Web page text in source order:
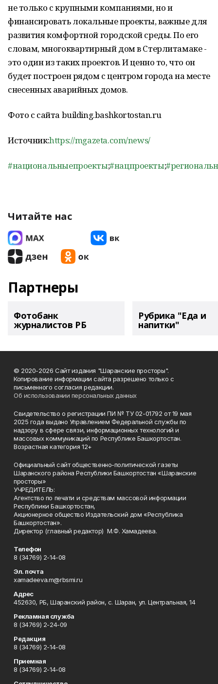
не только с крупными компаниями, но и
финансировать локальные проекты, важные для
развития комфортной городской среды. По его
словам, многоквартирный дом в Стерлитамаке -
это один из таких проектов. И ценно то, что он
будет построен рядом с центром города на месте
снесенных аварийных домов.
Фото с сайта building.bashkortostan.ru
Источник:https://mgazeta.com/news/
#национальныепроекты;#нацпроекты;
Читайте нас
Партнеры
Фотобанк
журналистов РБ
Рубрика "Еда и
напитки"
© 2020-2026 Сайт издания "Шаранские просторы".
Копирование информации сайта разрешено только с
письменного согласия редакции.
Об использовании персональных данных
Свидетельство о регистрации ПИ № ТУ 02-01792 от 19 мая
2025 года выдано Управлением Федеральной службы по
надзору в сфере связи, информационных технологий и
массовых коммуникаций по Республике Башкортостан.
Возрастная категория 12+
Официальный сайт общественно-политической газеты
Шаранского района Республики Башкортостан «Шаранские
просторы»
УЧРЕДИТЕЛЬ:
Агентство по печати и средствам массовой информации
Республики Башкортостан,
Акционерное общество Издательский дом «Республика
Башкортостан».
Директор (главный редактор) М.Ф. Хамадеева.
Телефон
8 (34769) 2-14-08
Эл. почта
xamadeeva.m@rbsmi.ru
Адрес
452630, РБ, Шаранский район, с. Шаран, ул. Центральная, 14
Рекламная служба
8 (34769) 2-24-09
Редакция
8 (34769) 2-14-08
Приемная
8 (34769) 2-14-08